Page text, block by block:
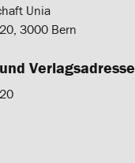
Unia
3000 Bern
Verlagsadresse